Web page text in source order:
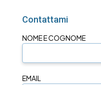
Contattami
NOME E COGNOME
EMAIL